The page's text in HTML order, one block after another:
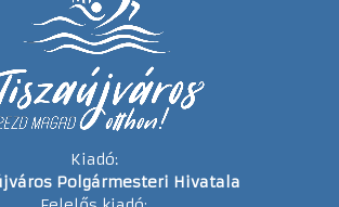
Kiadó:
Polgármesteri Hivatala